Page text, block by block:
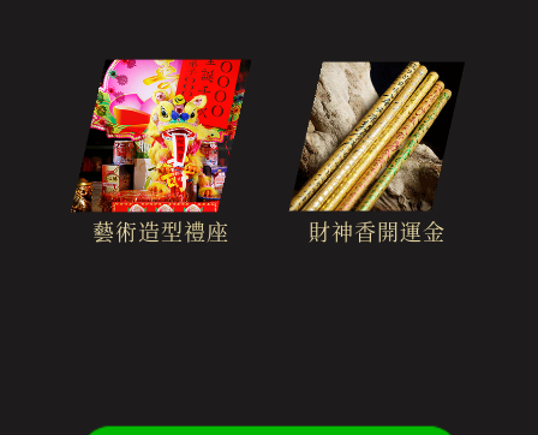
藝術造型禮座 財神香開運金